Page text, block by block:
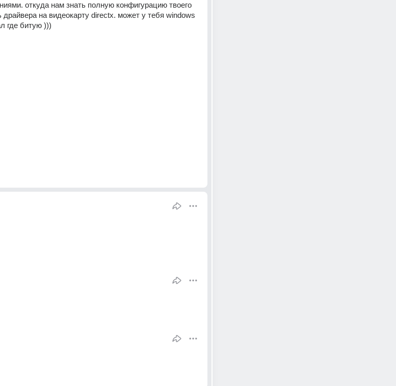
откуда нам знать полную конфигурацию твоего
на видеокарту directx. может у тебя windows
где битую )))